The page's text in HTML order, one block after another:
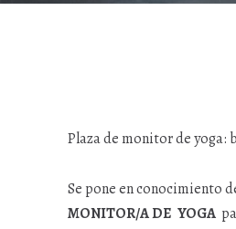
Plaza de monitor de yoga:
Se pone en conocimiento
MONITOR/A DE YOGA